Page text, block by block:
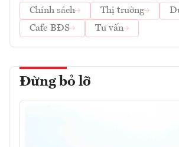
Chính sách
Thị trường
Cafe BĐS
Tư vấn
Đừng bỏ lỡ